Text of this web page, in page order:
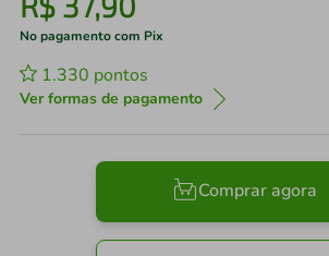
No pagamento com Pix
1.330 pontos
Ver formas de pagamento
Comprar agora